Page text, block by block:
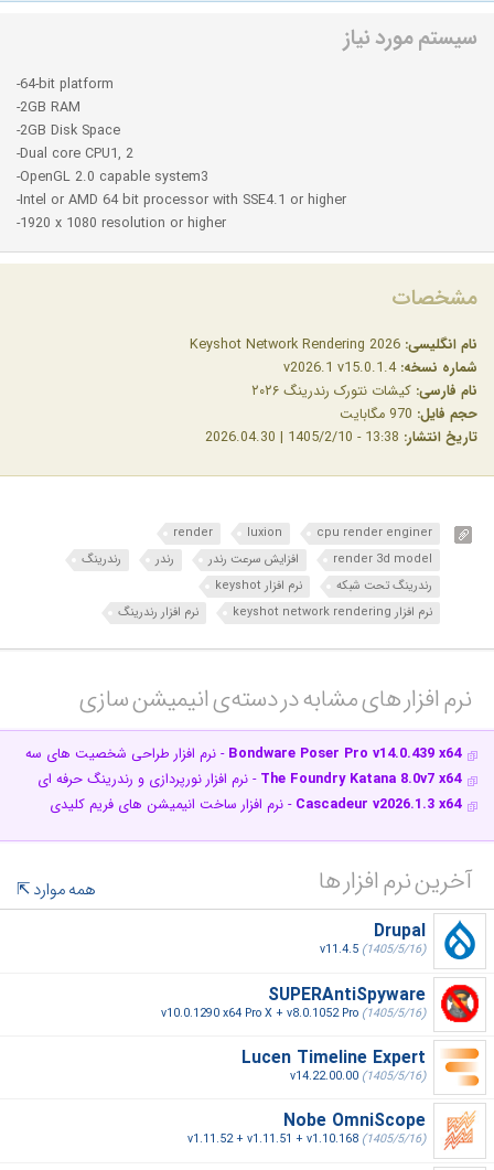
سیستم مورد نیاز
-64-bit platform
-2GB RAM
-2GB Disk Space
-Dual core CPU1, 2
-OpenGL 2.0 capable system3
-Intel or AMD 64 bit processor with SSE4.1 or higher
-1920 x 1080 resolution or higher
مشخصات
نام انگلیسی:
شماره نسخه: v2026.1 v15.0.1.4
نام فارسی: کیشات نتورک رندرینگ ۲۰۲۶
حجم فایل:
تاریخ انتشار:
cpu render enginer
luxion
render
render 3d model
افزایش سرعت رندر رندر
رندرینگ
رندرینگ تحت شبکه
نرم افزار keyshot
نرم افزار keyshot network rendering
نرم افزار رندرینگ
نرم افزار های مشابه در دسته‌ی‌ انیمیشن سازی‎
Bondware Poser Pro v14.0.439 x64 - نرم افزار طراحی شخصیت های سه
The Foundry Katana 8.0v7 x64 - نرم افزار نورپردازی و رندرینگ حرفه ای
Cascadeur v2026.1.3 x64 - نرم افزار ساخت انیمیشن‌ های فریم کلیدی
آخرین نرم افزار ها
همه موارد
Drupal
v11.4.5 (1405/5/16)
SUPERAntiSpyware
v10.0.1290 x64 Pro X + v8.0.1052 Pro (1405/5/16)
Lucen Timeline Expert
v14.22.00.00 (1405/5/16)
Nobe OmniScope
v1.11.52 + v1.11.51 + v1.10.168 (1405/5/16)